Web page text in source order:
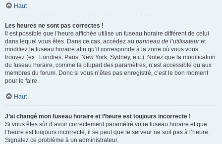
Haut
Les heures ne sont pas correctes !
Il est possible que l’heure affichée utilise un fuseau horaire différent de celui
dans lequel vous êtes. Dans ce cas, accédez au panneau de l’utilisateuret
modifiez le fuseau horaire afin qu’il corresponde à la zone où vous vous
trouvez (ex : Londres, Paris, New York, Sydney, etc.). Notez que la modification
du fuseau horaire, comme la plupart des paramètres, n’est accessible qu’aux
membres du forum. Donc si vous n’êtes pas enregistré, c’est le bon moment
pour le faire.
Haut
J’ai changé mon fuseau horaire et l’heure est toujours incorrecte !
Si vous êtes sûr d’avoir correctement paramétré votre fuseau horaire et que
l’heure est toujours incorrecte, il se peut que le serveur ne soit pas à l’heure.
Signalez ce problème à un administrateur.